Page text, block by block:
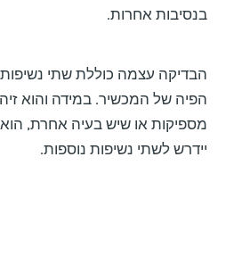
בנסיבות אחרות.
הבדיקה עצמה כוללת שתי
הפיה של המכשיר. במידה והוא
מספיקות או שיש בעיה אחרת,
יידרש לשתי נשיפות נוספות.